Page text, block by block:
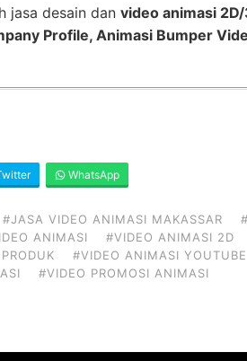
jasa desain dan video animasi
Profile, Animasi Bumper
WhatsApp
#JASA VIDEO ANIMASI MAKASSAR
ANIMASI #VIDEO ANIMASI 2D
#VIDEO ANIMASI YOUTUBE
#VIDEO PROMOSI ANIMASI